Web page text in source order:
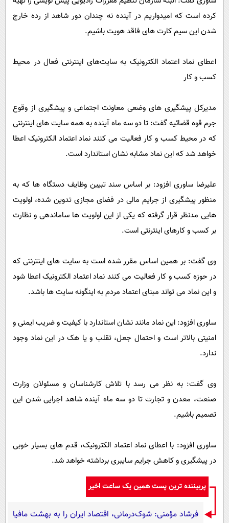
کرده است که امیدواریم در آینده نه چندان دور شاهد از رده خارج
شدن این سیم کارت های فاقد هویت باشیم.
اعطای نماد اعتماد الکترونیک به سایت‌های اینترنتی فعال در محیط
کسب و کار
مدیرکل پیشگیری های وضعی معاونت اجتماعی و پیشگیری از وقوع
جرم قوه قضائیه گفت: تا دو سه ماه آینده به همه سایت های اینترنتی
که در محیط کسب و کار فعالیت می کنند نماد اعتماد الکترونیک اعطا
خواهد شد که این نماد مشابه نشان استاندارد است.
علیرضا ساوری افزود: بر اساس سند تبیین وظایف دستگاه ها که به
منظور پیشگیری از جرایم مالی در فضای مجازی تدوین شده، اولویت
هایی مدنظر قرار گرفته که یکی از این اولویت ها ساماندهی و نظارت
بر کسب و کارهای اینترنتی است.
وی گفت: بر همین اساس مقرر شده است به سایت های اینترنتی که
در حوزه کسب و کار فعالیت می کنند نماد اعتماد الکترونیک اعطا شود
و این نماد می تواند مبنای اعتماد مردم به اینگونه سایت ها باشد.
ساوری افزود: این نماد مانند نشان استاندارد با کیفیت و ضریب ایمنی و
امنیتی بالاتر است و احتمال جعل، تقلب و یا هک در این نماد وجود
ندارد.
وی گفت: به نظر می رسد با تلاش کارشناسان و مسئولان وزارت
صنعت، معدن و تجارت تا دو سه ماه آینده شاهد اجرایی شدن این
تصمیم باشیم.
ساوری افزود: با اعطای نماد اعتماد الکترونیک، قدم های بسیار خوبی
در پیشگیری و کاهش جرایم سایبری برداشته خواهد شد.
پربیننده ترین پست همین یک ساعت اخیر
فرشاد مؤمنی: شوک‌درمانی، اقتصاد ایران را به بهشت مافیا